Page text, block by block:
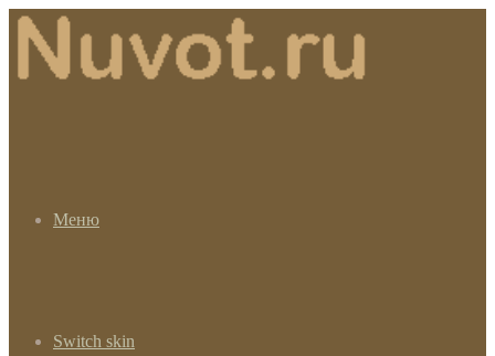
Меню
Switch skin